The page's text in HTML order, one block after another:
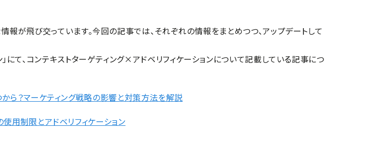
が飛び交っています。今回の記事では、それぞれの情報をまとめつつ、アップデートして
て、コンテキストターゲティング×アドベリフィケーションについて記載している記事につ
ら？マーケティング戦略の影響と対策方法を解説
用制限とアドベリフィケーション